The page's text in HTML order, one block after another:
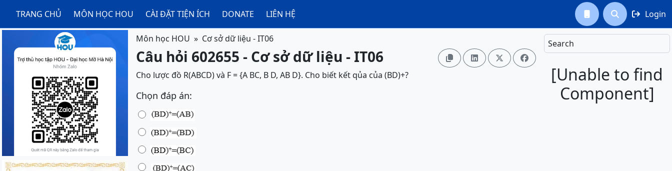
TRANG CHỦ MÔN HỌC HOU CÀI ĐẶT TIỆN ÍCH DONATE LIÊN HỆ   Login
Search
[Unable to find
Component]
Môn học HOU Cơ sở dữ liệu - IT06
Câu hỏi 602655 - Cơ sở dữ liệu - IT06    
Cho lược đồ R(ABCD) và F = {A BC, B D, AB D}. Cho biết kết qủa của (BD)+?
Chọn đáp án: